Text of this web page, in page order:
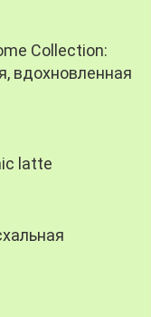
Collection:
вдохновленная
latte